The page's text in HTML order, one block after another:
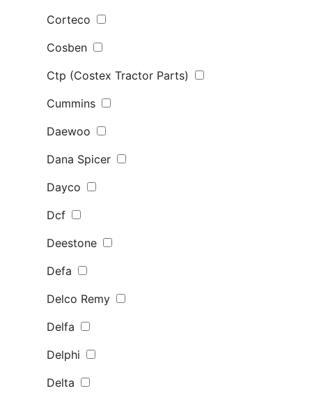
Corteco
Cosben
Ctp (Costex Tractor Parts)
Cummins
Daewoo
Dana Spicer
Dayco
Dcf
Deestone
Defa
Delco Remy
Delfa
Delphi
Delta